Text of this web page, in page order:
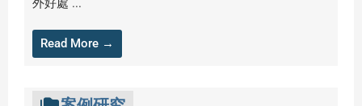
Read More →